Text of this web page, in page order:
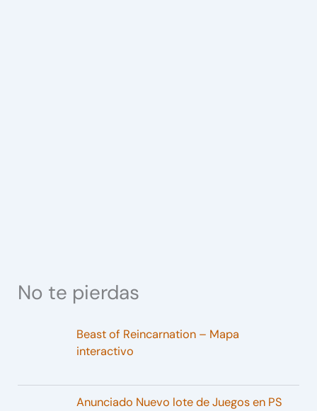
No te pierdas
Beast of Reincarnation – Mapa
interactivo
Anunciado Nuevo lote de Juegos en PS